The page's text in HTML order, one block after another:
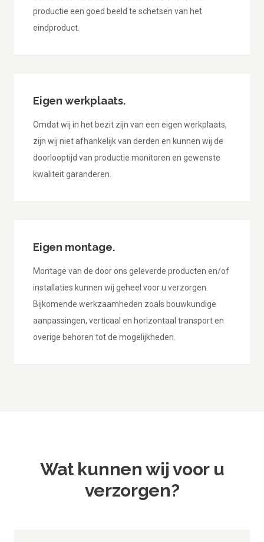
productie een goed beeld te schetsen van het
eindproduct.
Eigen werkplaats.
Omdat wij in het bezit zijn van een eigen werkplaats,
zijn wij niet afhankelijk van derden en kunnen wij de
doorlooptijd van productie monitoren en gewenste
kwaliteit garanderen.
Eigen montage.
Montage van de door ons geleverde producten en/of
installaties kunnen wij geheel voor u verzorgen.
Bijkomende werkzaamheden zoals bouwkundige
aanpassingen, verticaal en horizontaal transport en
overige behoren tot de mogelijkheden.
Wat kunnen wij voor u
verzorgen?